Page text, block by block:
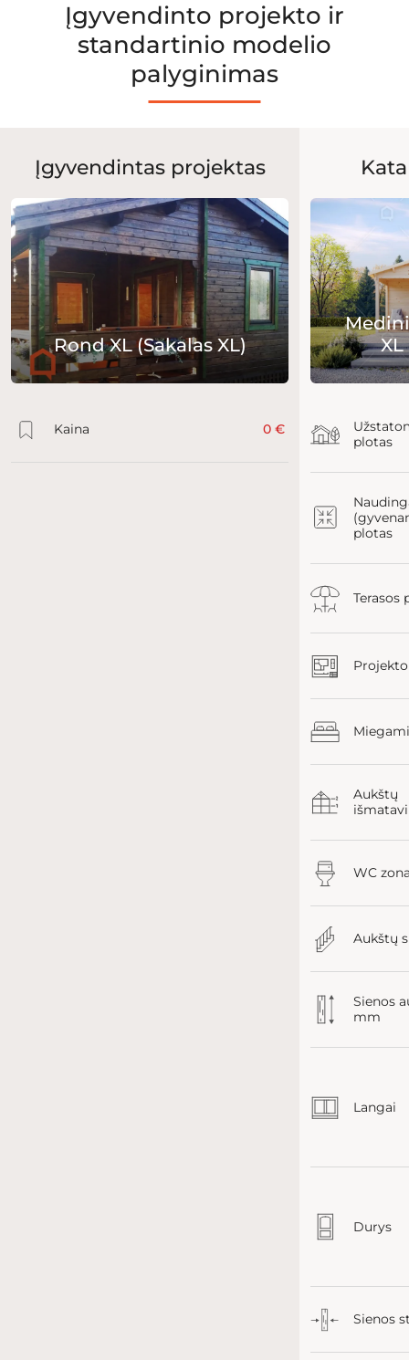
Įgyvendinto projekto ir
standartinio modelio
palyginimas
Įgyvendintas projektas
Rond XL (Sakalas XL)
Kaina 0 €
XL
plotas
plotas
Terasos
Aukštų
WC
Aukštų
Sienos
mm
Langai
Durys
Sienos